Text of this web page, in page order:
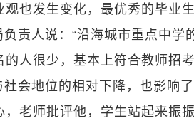
观也发生变化，最优秀的毕业
负责人说：“沿海城市重点中
的人很少，基本上符合教师招
社会地位的相对下降，也影响
，老师批评他，学生站起来振